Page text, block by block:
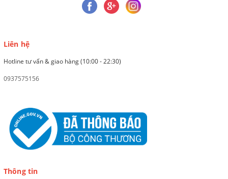
Liên hệ
Hotline tư vấn & giao hàng (10:00 - 22:30)
0937575156
Thông tin